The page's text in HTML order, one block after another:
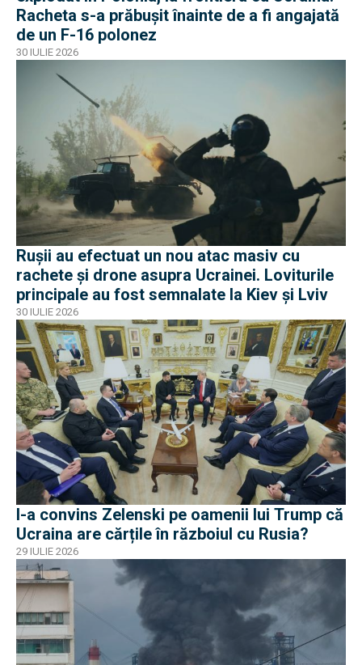
Racheta s-a prăbușit înainte de a fi angajată
de un F-16 polonez
30 IULIE 2026
Rușii au efectuat un nou atac masiv cu
rachete și drone asupra Ucrainei. Loviturile
principale au fost semnalate la Kiev și Lviv
30 IULIE 2026
I-a convins Zelenski pe oamenii lui Trump că
Ucraina are cărțile în războiul cu Rusia?
29 IULIE 2026